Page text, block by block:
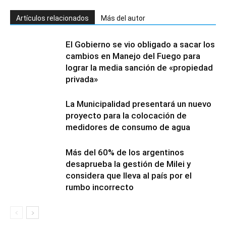
Artículos relacionados Más del autor
El Gobierno se vio obligado a sacar los
cambios en Manejo del Fuego para
lograr la media sanción de «propiedad
privada»
La Municipalidad presentará un nuevo
proyecto para la colocación de
medidores de consumo de agua
Más del 60% de los argentinos
desaprueba la gestión de Milei y
considera que lleva al país por el
rumbo incorrecto